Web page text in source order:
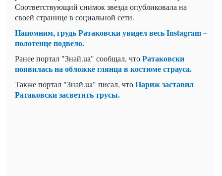
Соответствующий снимок звезда опубликовала на
своей странице в социальной сети.
Напомним, грудь Ратаковски увидел весь Instagram –
полотенце подвело.
Ранее портал "Знай.ua" сообщал, чтоРатаковски
появилась на обложке глянца в костюме страуса.
Также портал "Знай.ua" писал, чтоПариж заставил
Ратаковски засветить трусы.